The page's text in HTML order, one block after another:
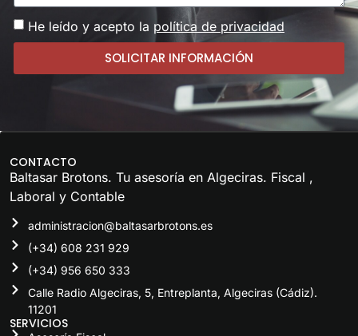
He leído y acepto la política de privacidad
SOLICITAR INFORMACIÓN
CONTACTO
Baltasar Brotons. Tu asesoría en Algeciras. Fiscal ,
Laboral y Contable
administracion@baltasarbrotons.es
(+34) 608 231 929
(+34) 956 650 333
Calle Radio Algeciras, 5, Entreplanta, Algeciras (Cádiz).
11201
SERVICIOS